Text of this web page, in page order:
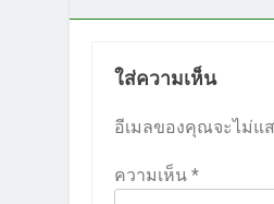
ใส่ความเห็น
อีเมลของคุณจะไม่แ
ความเห็น *